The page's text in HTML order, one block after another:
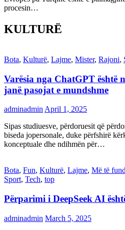
procesin…
KULTURË
Bota, Kulturë, Lajme, Mister, Rajoni,
Varësia nga ChatGPT është
janë pasojat e mundshme
adminadmin April 1, 2025
Sipas studiuesve, përdoruesit që
biseda jopersonale, duke përfshirë
konceptuale dhe ndihmën për…
Bota, Fun, Kulturë, Lajme, Më të
Sport, Tech, top
Përparimi i DeepSeek AI
adminadmin March 5, 2025